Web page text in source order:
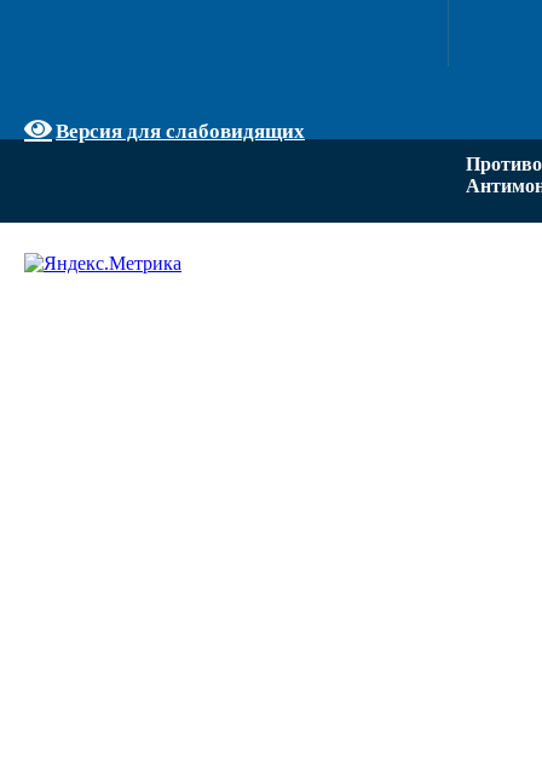
Версия для слабовидящих